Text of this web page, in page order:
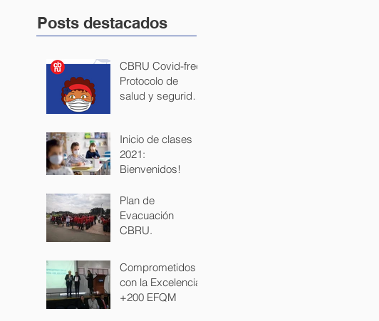
Posts destacados
CBRU Covid-free:
Protocolo de
salud y seguridad
Inicio de clases
2021:
Bienvenidos!
Plan de
Evacuación
CBRU.
Comprometidos
con la Excelencia
+200 EFQM